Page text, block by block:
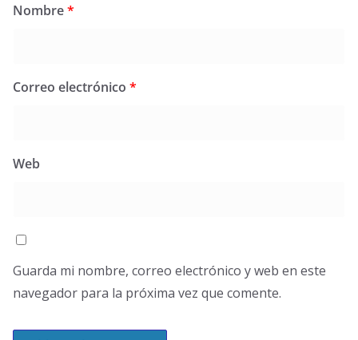
Nombre*
Correo electrónico *
Web
Guarda mi nombre, correo electrónico y web en este
navegador para la próxima vez que comente.